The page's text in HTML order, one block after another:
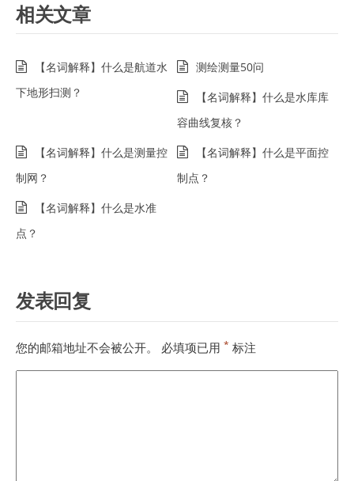
相关文章
【名词解释】什么是航道水
下地形扫测？
测绘测量50问
【名词解释】什么是水库库
容曲线复核？
【名词解释】什么是测量控
制网？
【名词解释】什么是平面控
制点？
【名词解释】什么是水准
点？
发表回复
您的邮箱地址不会被公开。 必填项已用 * 标注